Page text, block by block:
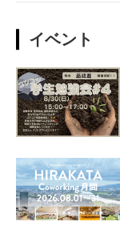
イベント